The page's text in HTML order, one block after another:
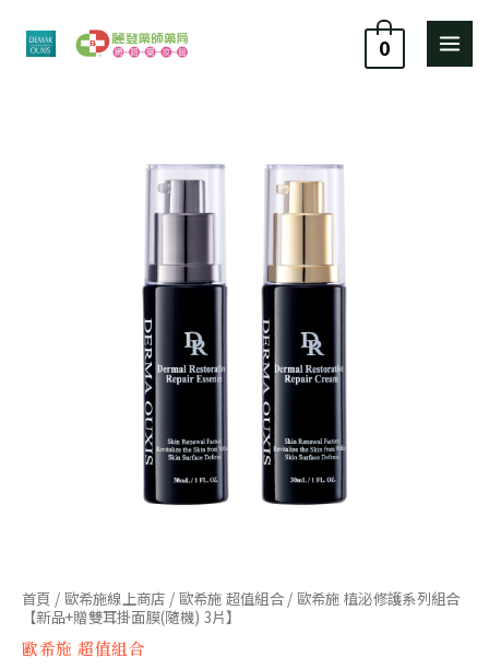
0
首頁 / 歐希施線上商店 / 歐希施 超值組合/ 歐希施 植泌修護系列組合
【新品+贈雙耳掛面膜(隨機) 3片】
歐希施 超值組合
始
NT$ 3,760。
前
NT$ 3,280。
掛
面
膜